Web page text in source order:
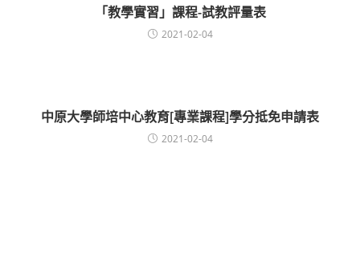
「教學實習」課程-試教評量表
2021-02-04
中原大學師培中心教育[專業課程]學分抵免申請表
2021-02-04